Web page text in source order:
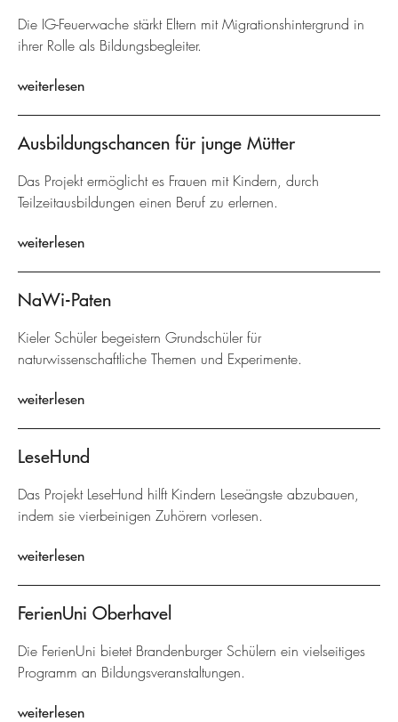
Die IG-Feuerwache stärkt Eltern mit Migrationshintergrund in
ihrer Rolle als Bildungsbegleiter.
weiterlesen
Ausbildungschancen für junge Mütter
Das Projekt ermöglicht es Frauen mit Kindern, durch
Teilzeitausbildungen einen Beruf zu erlernen.
weiterlesen
NaWi-Paten
Kieler Schüler begeistern Grundschüler für
naturwissenschaftliche Themen und Experimente.
weiterlesen
LeseHund
Das Projekt LeseHund hilft Kindern Leseängste abzubauen,
indem sie vierbeinigen Zuhörern vorlesen.
weiterlesen
FerienUni Oberhavel
Die FerienUni bietet Brandenburger Schülern ein vielseitiges
Programm an Bildungsveranstaltungen.
weiterlesen